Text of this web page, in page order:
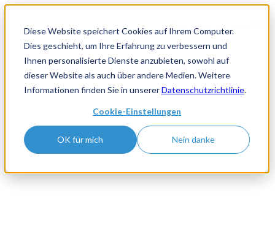
Diese Website speichert Cookies auf Ihrem Computer.
Dies geschieht, um Ihre Erfahrung zu verbessern und
Ihnen personalisierte Dienste anzubieten, sowohl auf
dieser Website als auch über andere Medien. Weitere
Informationen finden Sie in unsererDatenschutzrichtlinie.
Cookie-Einstellungen
OK für mich Nein danke